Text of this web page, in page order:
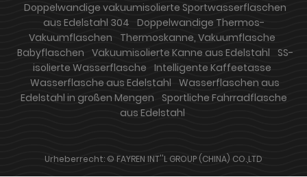
Doppelwandige vakuumisolierte Sportwasserflaschen
aus Edelstahl 304 Doppelwandige Thermos-
Vakuumflaschen
Thermoskanne, Vakuumflasche
Babyflaschen Vakuumisolierte Kanne aus Edelstahl
SS-
isolierte Wasserflasche Intelligente Kaffeetasse
Wasserflasche aus Edelstahl Wasserflaschen aus
Edelstahl in großen Mengen
Sportliche Fahrradflasche
aus Edelstahl
Urheberrecht: © FAYREN INT''L GROUP (CHINA) CO.,LTD